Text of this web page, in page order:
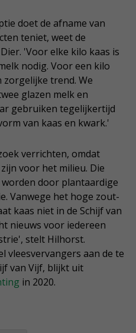
doet de afname van
teniet, weet de
'Voor elke kilo kaas is
nodig. Voor een kilo
zorgelijke trend. We
glazen melk en
gebruiken tegelijkertijd
van kaas en kwark.'
verrichten, omdat
voor het milieu. Die
door plantaardige
Vanwege het hoge zout-
kaas niet in de Schijf van
nieuws voor iedereen
stelt Hilhorst.
vleesvervangers aan de te
van Vijf, blijkt uit
in 2020.